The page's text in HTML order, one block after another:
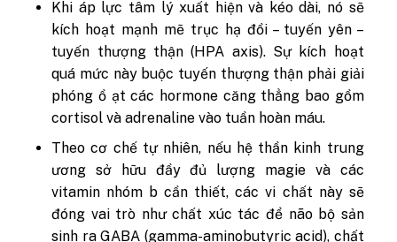
Khi áp lực tâm lý xuất hiện và kéo dài, nó sẽ
kích hoạt mạnh mẽ trục hạ đồi – tuyến yên –
tuyến thượng thận (HPA axis). Sự kích hoạt
quá mức này buộc tuyến thượng thận phải giải
phóng ồ ạt các hormone căng thẳng bao gồm
cortisol và adrenaline vào tuần hoàn máu.
Theo cơ chế tự nhiên, nếu hệ thần kinh trung
ương sở hữu đầy đủ lượng magie và các
vitamin nhóm b cần thiết, các vi chất này sẽ
đóng vai trò như chất xúc tác để não bộ sản
sinh ra GABA (gamma-aminobutyric acid), chất